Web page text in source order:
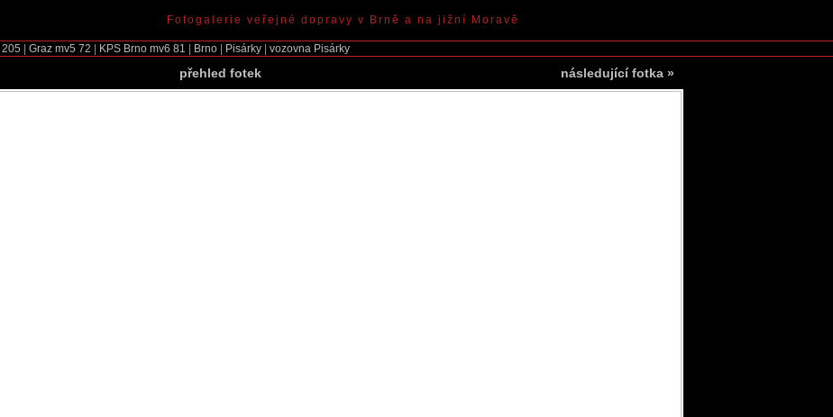
205 Graz mv5 72 KPS Brno mv6 81 Brno Pisárky vozovna Pisárky
přehled fotek následující fotka »
Fotogalerie veřejné dopravy v Brně a na jižní Moravě